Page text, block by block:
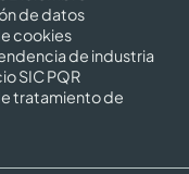
de datos
cookies
de industria
SIC PQR
tratamiento de